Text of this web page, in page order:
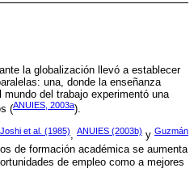
la globalización llevó a establecer
una, donde la enseñanza
del trabajo experimentó una
(ANUIES, 2003a).
Joshi et al. (1985), ANUIES (2003b) y Guzmán
de formación académica se aumenta
de empleo como a mejores